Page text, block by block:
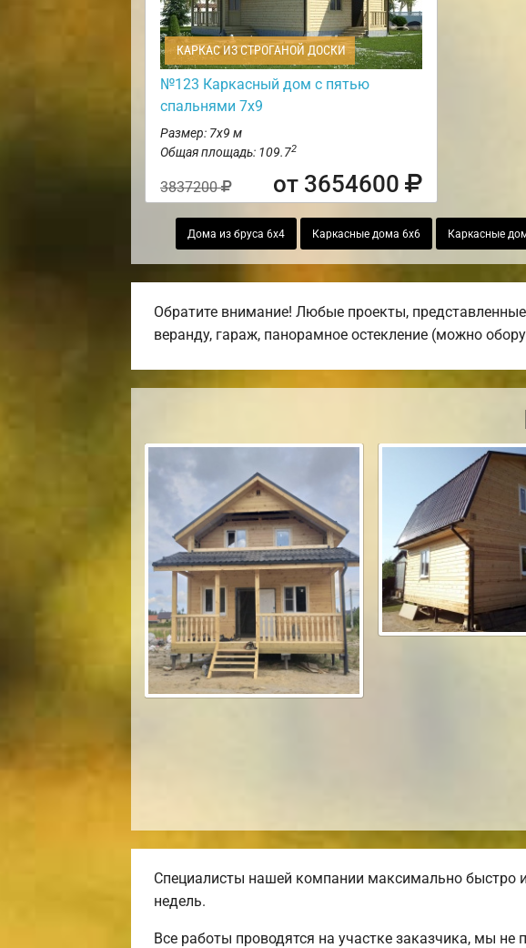
КАРКАС ИЗ СТРОГАНОЙ ДОСКИ
№123 Каркасный дом с пятью
спальнями 7х9
Размер: 7х9 м
Общая площадь: 109.72
3837200 от 3654600
Дома из бруса 6х4 Каркасные дома 6х6 Каркасные
Обратите внимание! Любые проекты,
веранду, гараж, панорамное остекление (можно
Специалисты нашей компании максимально быстро
недель.
Все работы проводятся на участке заказчика, мы